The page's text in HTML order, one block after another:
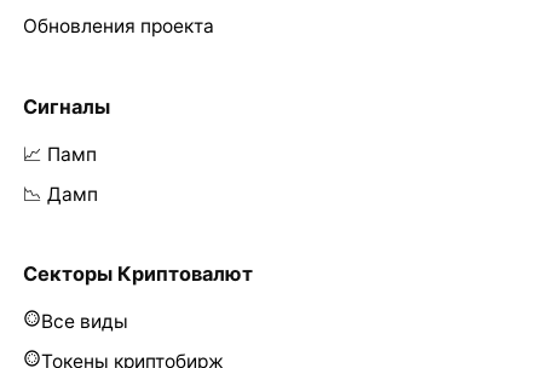
Обновления проекта
Сигналы
📈 Памп
📉 Дамп
Секторы Криптовалют
Все виды
Токены криптобирж